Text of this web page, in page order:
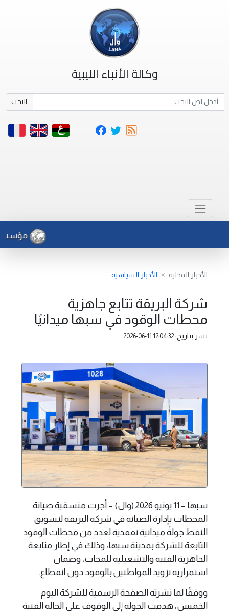
وكالة الأنباء الليبية
البحث
مؤسسة
الأخبار المحلية الأخبار السياسية
شركة البريقة تتابع جاهزية
محطات الوقود في سبها ميدانيًا
نشر بتاريخ: 2026-06-11 12:04:32
سبها – 11 يونيو 2026 (وال) – أجرت منسقية صيانة
المحطات بإدارة الصيانة في شركة البريقة لتسويق
النفط جولةً ميدانية تفقدية لعدد من محطات الوقود
التابعة للشركة بمدينة سبها، وذلك في إطار متابعة
الجاهزية الفنية والتشغيلية للمحات، وضمان
استمرارية تزويد المواطنين بالوقود دون انقطاع.
ووفقًا لما نشرته الصفحة الرسمية للشركة اليوم
الخميس، هدفت الجولة إلى الوقوف على الحالة الفنية